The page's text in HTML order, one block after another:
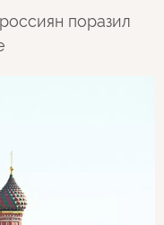
поразил